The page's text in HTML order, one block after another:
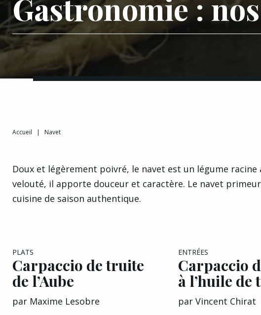
Gastronomie :
Accueil | Navet
Doux et légèrement poivré, le navet est un légume
velouté, il apporte douceur et caractère. Le navet
cuisine de saison authentique.
PLATS
Carpaccio de truite
de l’Aube
par Maxime Lesobre
ENTRÉES
Carpaccio
à l’huile de
par Vincent Chirat